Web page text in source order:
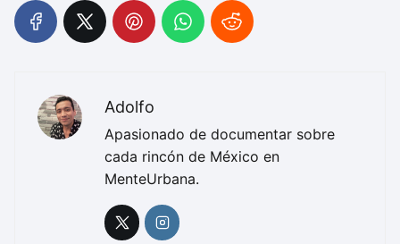
Adolfo
Apasionado de documentar sobre
cada rincón de México en
MenteUrbana.